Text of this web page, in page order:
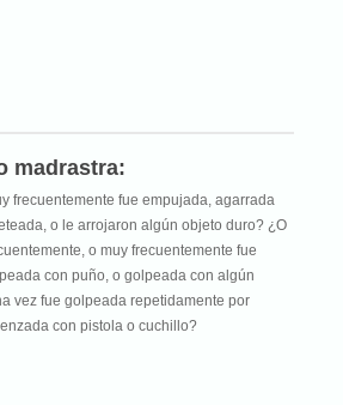
madrastra:
frecuentemente fue empujada, agarrada
o le arrojaron algún objeto duro? ¿O
o muy frecuentemente fue
con puño, o golpeada con algún
vez fue golpeada repetidamente por
con pistola o cuchillo?